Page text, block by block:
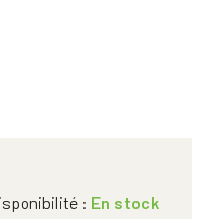
: En stock